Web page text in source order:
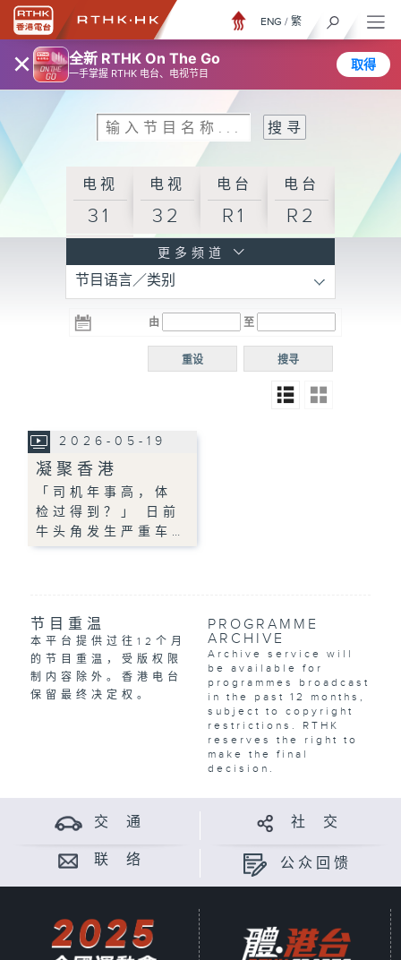
× 全新 RTHK On The Go
一手掌握 RTHK 电台、电视节目
取得
ENG / 繁
电视
31
电视
32
电台
R1
电台
R2
R3
电台 电台
R5
电台
普通
更多频道
节目语言／类别
由 至
搜寻
重设
2026-05-19
凝聚香港
「司机年事高，体
检过得到？」 日前
牛头角发生严重车…
节目重温
本平台提供过往12个月
的节目重温，受版权限
制内容除外。香港电台
保留最终决定权。
PROGRAMME
ARCHIVE
Archive service will
be available for
programmes broadcast
in the past 12 months,
subject to copyright
restrictions. RTHK
reserves the right to
make the final
decision.
交 通 社 交
联 络 公众回馈